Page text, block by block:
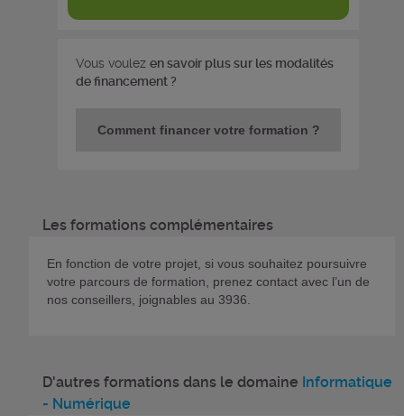
Vous voulez en savoir plus sur les modalités
de financement ?
Comment financer votre formation ?
Les formations complémentaires
En fonction de votre projet, si vous souhaitez poursuivre
votre parcours de formation, prenez contact avec l’un de
nos conseillers, joignables au 3936.
D'autres formations dans le domaine Informatique
- Numérique